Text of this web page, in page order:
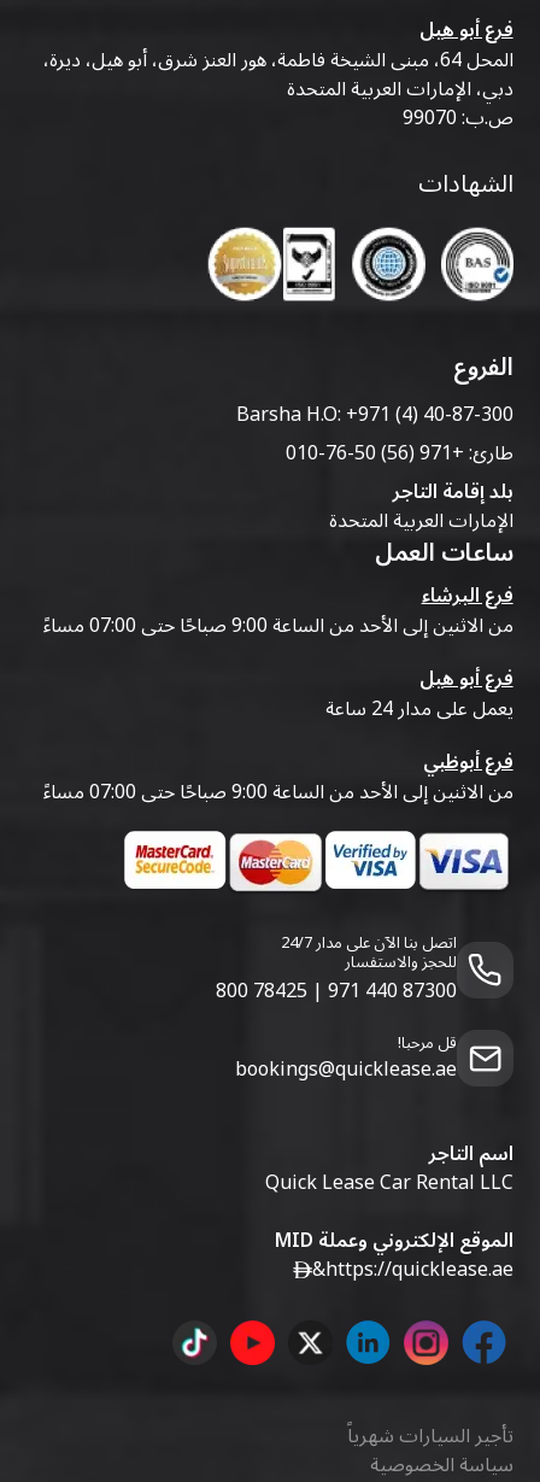
فرع أبو هيل
المحل 64، مبنى الشيخة فاطمة، هور العنز شرق، أبو هيل، ديرة،
دبي، الإمارات العربية المتحدة
ص.ب: 99070
الشهادات
الفروع
Barsha H.O:+971 (4) 40-87-300
طارئ:+971 (56) 50-76-010
بلد إقامة التاجر
الإمارات العربية المتحدة
ساعات العمل
فرع البرشاء
من الاثنين إلى الأحد من الساعة 9:00 صباحًا حتى 07:00 مساءً
فرع أبو هيل
يعمل على مدار 24 ساعة
فرع أبوظبي
من الاثنين إلى الأحد من الساعة 9:00 صباحًا حتى 07:00 مساءً
اتصل بنا الآن على مدار 24/7
للحجز والاستفسار
800 78425 | 971 440 87300
قل مرحبا!
bookings@quicklease.ae
اسم التاجر
Quick Lease Car Rental LLC
الموقع الإلكتروني وعملة MID
https://quicklease.ae
&
تأجير السيارات شهرياً
سياسة الخصوصية